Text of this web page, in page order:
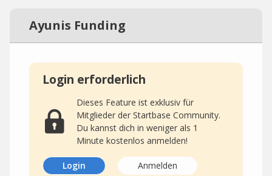
Ayunis Funding
Login erforderlich
Dieses Feature ist exklusiv für
Mitglieder der Startbase Community.
Du kannst dich in weniger als 1
Minute kostenlos anmelden!
Login Anmelden